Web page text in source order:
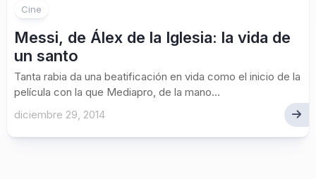
Cine
Messi, de Álex de la Iglesia: la vida de
un santo
Tanta rabia da una beatificación en vida como el inicio de la
película con la que Mediapro, de la mano...
diciembre 29, 2014